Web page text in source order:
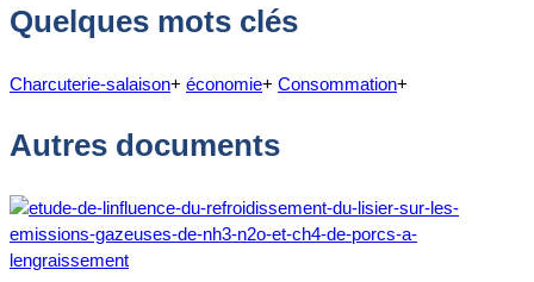
Quelques mots clés
Charcuterie-salaison+ économie+ Consommation+
Autres documents